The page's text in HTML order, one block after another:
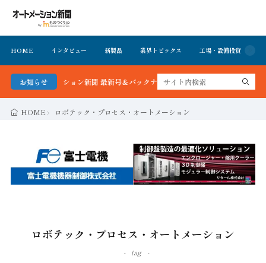
HOME インタビュー 新製品 業界トピックス 工場・設備投資
お知らせ
オートメーション新聞 最新号＆バックナンバーを無料で公開中 詳細はこちら
HOME ロボテック・プロセス・オートメーション
ロボテック・プロセス・オートメーション
tag